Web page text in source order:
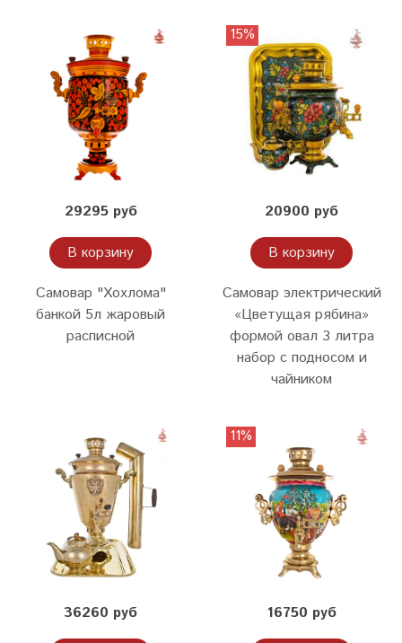
29295 руб
В корзину
Самовар "Хохлома"
банкой 5л жаровый
расписной
15%
20900 руб
В корзину
Самовар электрический
«Цветущая рябина»
формой овал 3 литра
набор с подносом и
чайником
36260 руб
11%
16750 руб